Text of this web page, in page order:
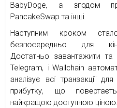
BabyDoge, а згодом
PancakeSwap та інші.
Наступним кроком
безпосередньо для
Достатньо завантажити та
Telegram, і Wallchain
аналізує всі транзакції
прибутку, що
найкращою доступною ціною.